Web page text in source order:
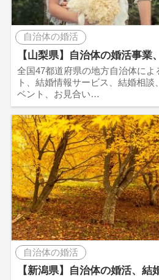
自治体の婚活
【山梨県】自治体の婚活事業
全国47都道府県の地方自治体によ
ト、結婚情報サービス、結婚相
ベント、お見合い…
自治体の婚活
【新潟県】自治体の婚活、結